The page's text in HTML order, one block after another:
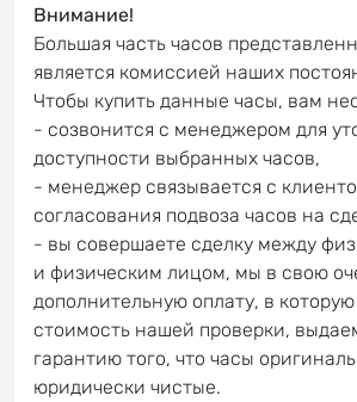
Внимание!
Большая часть часов
является комиссией наших
Чтобы купить данные часы, вам
- созвонится с менеджером для
доступности выбранных часов,
- менеджер связывается с
согласования подвоза часов на
- вы совершаете сделку между
и физическим лицом, мы в свою
дополнительную оплату, в
стоимость нашей проверки,
гарантию того, что часы
юридически чистые.